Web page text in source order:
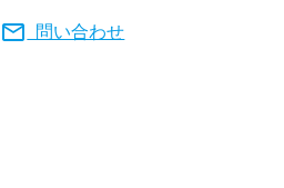
mail 問い合わせ